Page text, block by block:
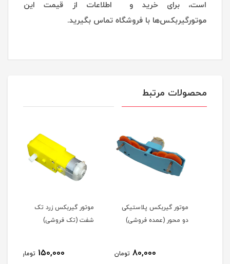
است، برای خرید و اطلاعات از قیمت این
موتورگیربکس‌ها با فروشگاه تماس بگیرید.
محصولات مرتبط
موتور گیربکس پلاستیکی
دو محور (عمده فروشی)
80,000 تومان
موتور گیربکس زرد تک
شفت (تک فروشی)
150,000 تومان